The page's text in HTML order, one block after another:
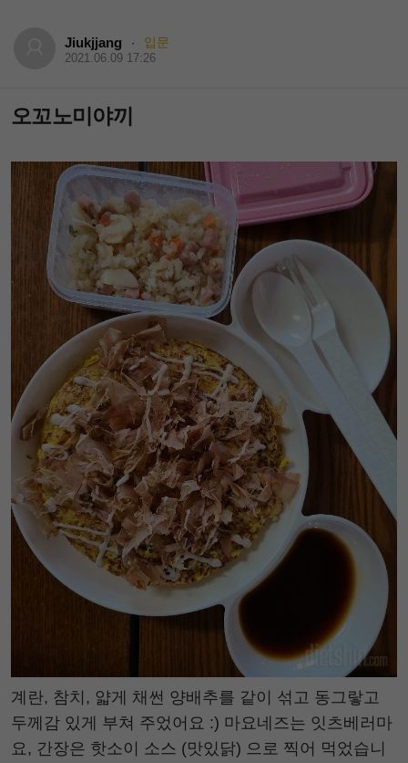
Jiukjjang · 입문
2021.06.09 17:26
오꼬노미야끼
계란, 참치, 얇게 채썬 양배추를 같이 섞고 동그랗고
두께감 있게 부쳐 주었어요 :) 마요네즈는 잇츠베러마
요, 간장은 핫소이 소스 (맛있닭) 으로 찍어 먹었습니